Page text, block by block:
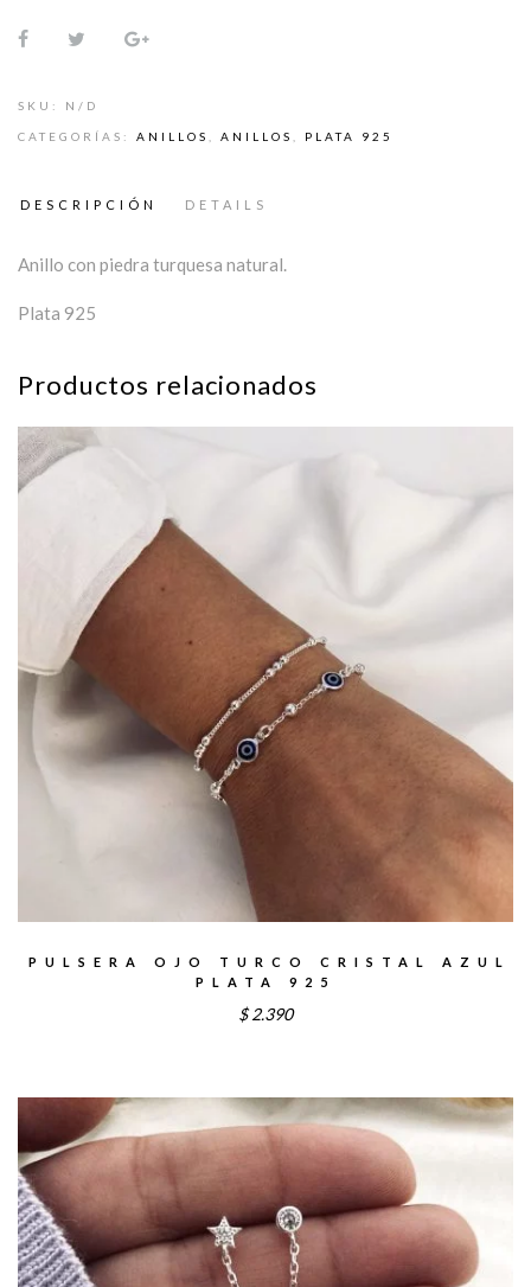
SKU: N/D
CATEGORÍAS: ANILLOS ANILLOS PLATA 925
DESCRIPCIÓN DETAILS
Anillo con piedra turquesa natural.
Plata 925
Productos relacionados
PULSERA OJO TURCO CRISTAL AZUL
PLATA 925
$ 2.390